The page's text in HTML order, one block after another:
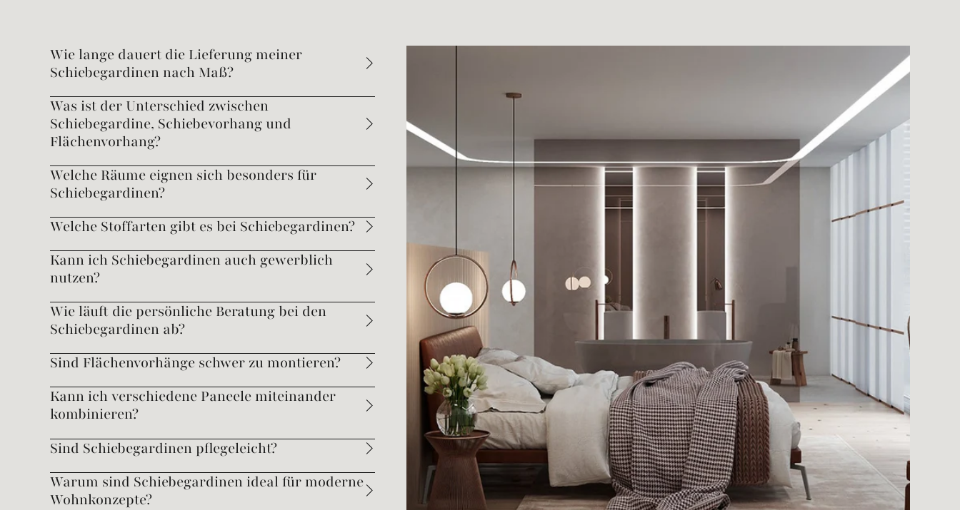
Wie lange dauert die Lieferung meiner
Schiebegardinen nach Maß?
Was ist der Unterschied zwischen
Schiebegardine, Schiebevorhang und
Flächenvorhang?
Welche Räume eignen sich besonders für
Schiebegardinen?
Welche Stoffarten gibt es bei Schiebegardinen?
Kann ich Schiebegardinen auch gewerblich
nutzen?
Wie läuft die persönliche Beratung bei den
Schiebegardinen ab?
Sind Flächenvorhänge schwer zu montieren?
Kann ich verschiedene Paneele miteinander
kombinieren?
Sind Schiebegardinen pflegeleicht?
Warum sind Schiebegardinen ideal für moderne
Wohnkonzepte?